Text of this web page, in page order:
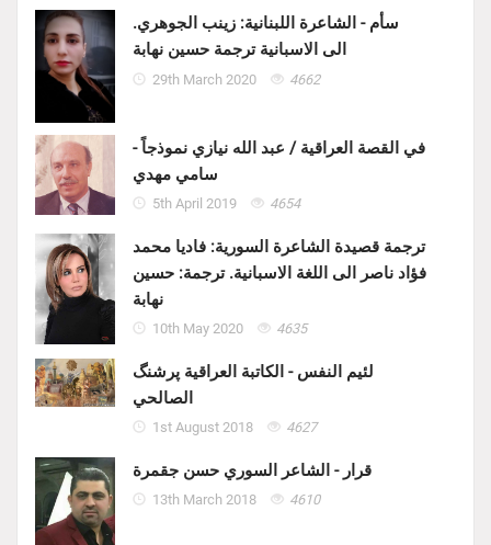
سأم - الشاعرة اللبنانية: زينب الجوهري.
الى الاسبانية ترجمة حسين نهابة
29th March 2020 4662
في القصة العراقية / عبد الله نيازي نموذجاً -
سامي مهدي
5th April 2019 4654
ترجمة قصيدة الشاعرة السورية: فاديا محمد
فؤاد ناصر الى اللغة الاسبانية. ترجمة: حسين
نهابة
10th May 2020 4635
لئيم النفس - الكاتبة العراقية پرشنگ
الصالحي
1st August 2018 4627
قرار - الشاعر السوري حسن جقمرة
13th March 2018 4610